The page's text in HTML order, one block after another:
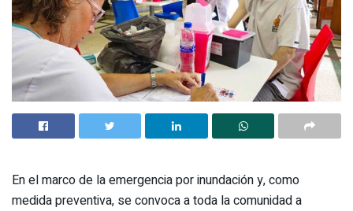
En el marco de la emergencia por inundación y, como
medida preventiva, se convoca a toda la comunidad a